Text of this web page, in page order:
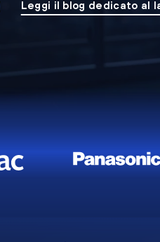
Leggi il blog dedicato al